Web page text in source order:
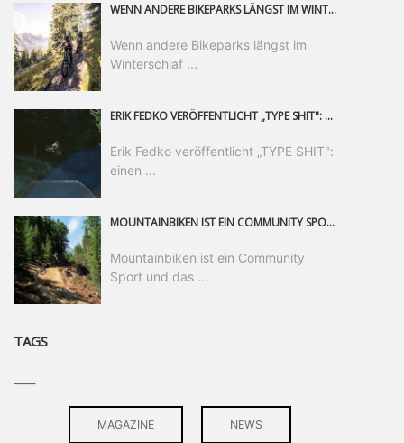
WENN ANDERE BIKEPARKS LÄNGST IM WINTERSCHLAF SIND, IST MAN IN SAALFELDEN LEOGANG IMMER NOCH AM MOUNTAINBIKEN. IST DER HERBST DIE SCHÖNSTE ZEIT DES JAHRES? AUF DEN TRAILS RUND UM SAALFELDEN LEOGANG UND IM EPIC BIKEPARK LEOGANG IST ER DAS AUF JEDEN FALL – UND DIE GEFÜHLT DIE LÄNGSTE NOCH DAZU. NOCH BIS MINDESTENS 8. NOVEMBER STEHT DAS PINZGAUER MOUNTAINBIKE-PARADIES ALLEN RIDERN OFFEN, DIE EINFACH NICHT GENUG KRIEGEN KÖNNEN. DABEI HÄLT DIE GOLDENE JAHRESZEIT IN SAALFELDEN LEOGANG WEIT MEHR ALS LINES, TRAILS UND HERBSTPANORAMEN BEREIT: MIT DEM BIKE FESTIVAL, VERSCHIEDENEN LADIES SHRED EVENTS UND EINEM DIE GESAMTE SAISON ANDAUERNDEN PHOTO CONTEST ZUM 25-JÄHRIGEN BIKEPARK-JUBILÄUM GIBT ES RUND UM ÖSTERREICHS ÄLTESTEN BIKEPARK EINIGES ZU ERLEBEN.
Wenn andere Bikeparks längst im
Winterschlaf ...
ERIK FEDKO VERÖFFENTLICHT „TYPE SHIT": EINEN 23-MINÜTIGEN MOUNTAINBIKE-FILM, ÜBER DREI JAHRE RUND UM DIE WELT GEDREHT. ZEITGLEICH LAUNCHT ER DIE GLEICHNAMIGE KOLLEKTION SEINER BRAND TYPE. EIN SEGMENT DES FILMS ERSCHEINT SEPARAT AUF RED BULL BIKE.
Erik Fedko veröffentlicht „TYPE SHIT":
einen ...
MOUNTAINBIKEN IST EIN COMMUNITY SPORT UND DAS BEWEIST SICH IN DER BIKE REPUBLIC SÖLDEN GERADE EINDRUCKSVOLL AUF ALLEN LEVELN. FREERIDE PROFI, SHAPERIN UND FRISCH GEWÄHLTE SWATCH NINES MVP VERO SANDLER IST BEGEISTERT VON DER VIELFALT DER BIKE DESTINATION, DER NEUEN JUMPLINE UND PLÄDIERT FÜR MUT BEI (FRAUEN) COMMUNITIES. VERO UND IHR VERLOBTER SAM HODGES VERBRINGEN MEHRERE MONATE IN DER BIKE REPUBLIC UND LASSEN UNS DARAN TEILHABEN. UM COMMUNITY GEHT ES AUCH BEI DER PARTNERSCHAFT ZWISCHEN SÖLDEN UND DEM NEUEN RIDERS PARK DONOVALY IN DER SLOWAKEI: DER DORTIGE TOURISMUSDIREKTOR JIRI PEC IST ÜBERZEUGT: VON MEHR BIKEPARKS PROFITIERT DIE GANZE MTB-SZENE – UND MIT DOMINIK LINSER, GESCHÄFTSFÜHRER DER BRS, HAT ER DAMIT DEN PERFEKTEN PARTNER GEFUNDEN.
Mountainbiken ist ein Community
Sport und das ...
TAGS
MAGAZINE NEWS